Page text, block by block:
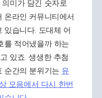
미가 담긴 숫자로
온라인 커뮤니티에서
있습니다. 도대체 어
를 적어냈을까 하는
있죠. 생생한 추첨
순간의 분위기는 유
모음에서 다시 한번